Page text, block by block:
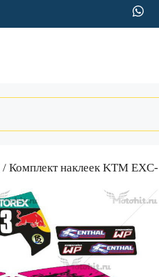
/ Комплект наклеек KTM